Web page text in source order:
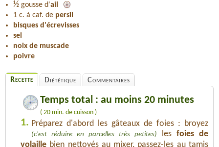
½ gousse d'ail
1 c. à caf. de persil
bisques d'écrevisses
sel
noix de muscade
poivre
Recette Diététique Commentaires
Temps total : au moins 20 minutes
( 20 min. de cuisson )
1. Préparez d'abord les gâteaux de foies : broyez
(c'est réduire en parcelles très petites) les foies de
volaille bien nettoyés au mixer, passez-les au tamis